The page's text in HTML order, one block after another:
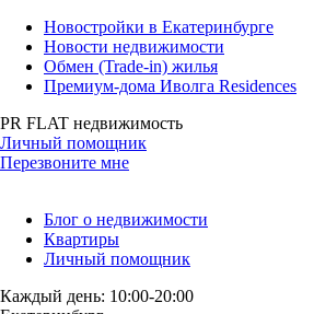
Новостройки в Екатеринбурге
Новости недвижимости
Обмен (Trade-in) жилья
Премиум-дома Иволга Residences
PR FLAT недвижимость
Личный помощник
Перезвоните мне
Блог о недвижимости
Квартиры
Личный помощник
Каждый день: 10:00-20:00